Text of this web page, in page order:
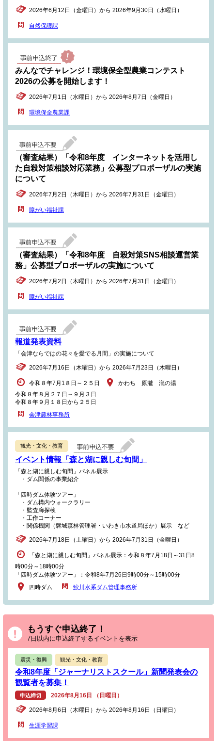
2026年6月12日（金曜日）から 2026年9月30日（水曜日）
自然保護課
みんなでチャレンジ！環境保全型農業コンテスト
2026の公募を開始します！
2026年7月1日（水曜日）から 2026年8月7日（金曜日）
環境保全農業課
（審査結果）「令和8年度 インターネットを活用し
た自殺対策相談対応業務」公募型プロポーザルの実施
について
2026年7月2日（木曜日）から 2026年7月31日（金曜日）
障がい福祉課
（審査結果）「令和8年度 自殺対策SNS相談運営業
務」公募型プロポーザルの実施について
2026年7月2日（木曜日）から 2026年7月31日（金曜日）
障がい福祉課
報道発表資料
「会津ならではの花々を愛でる月間」の実施について
2026年7月16日（木曜日）から 2026年7月23日（木曜日）
令和８年7月1８日～２５日
令和８年８月２７日～９月３日
令和８年９月１８日から２５日
かわち 原瀧 瀧の湯
会津農林事務所
観光・文化・教育
イベント情報「森と湖に親しむ旬間」
「森と湖に親しむ旬間」パネル展示
・ダム関係の事業紹介
「四時ダム体験ツアー」
・ダム構内ウォークラリー
・監査廊探検
・工作コーナー
・関係機関（磐城森林管理署・いわき市水道局ほか）展示 など
2026年7月18日（土曜日）から 2026年7月31日（金曜日）
「森と湖に親しむ旬間」パネル展示：令和８年7月18日～31日8
時00分～18時00分
「四時ダム体験ツアー」：令和8年7月26日9時00分～15時00分
四時ダム
鮫川水系ダム管理事務所
もうすぐ申込終了！
7日以内に申込終了するイベントを表示
震災・復興 観光・文化・教育
令和8年度「ジャーナリストスクール」新聞発表会の
観覧者を募集！
申込締切 2026年8月16日 （日曜日）
2026年8月6日（木曜日）から 2026年8月16日（日曜日）
生涯学習課